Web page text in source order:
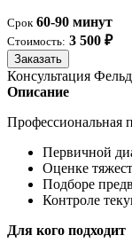
Срок 60-90 минут
Стоимость: 3 500 ₽
Заказать
Консультация
Описание
Профессиональная
Первичной
Оценке
Подборе
Контроле
Для кого подходит